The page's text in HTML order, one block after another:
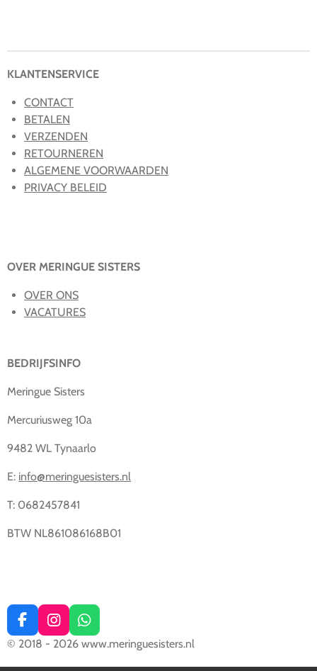
KLANTENSERVICE
CONTACT
BETALEN
VERZENDEN
RETOURNEREN
ALGEMENE VOORWAARDEN
PRIVACY BELEID
OVER MERINGUE SISTERS
OVER ONS
VACATURES
BEDRIJFSINFO
Meringue Sisters
Mercuriusweg 10a
9482 WL Tynaarlo
E: info@meringuesisters.nl
T: 0682457841
BTW NL861086168B01
F
a
I
n
W
h
© 2018 - 2026 www.meringuesisters.nl